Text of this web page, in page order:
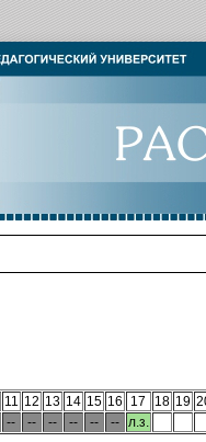
11 12 13 14 15 16 17 18 19
-- -- -- -- -- -- л.з.